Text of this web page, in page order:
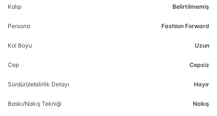
Kalıp Belirtilmemiş
Persona Fashion Forward
Kol Boyu Uzun
Cep Cepsiz
Sürdürülebilirlik Detayı Hayır
Baskı/Nakış Tekniği Nakış